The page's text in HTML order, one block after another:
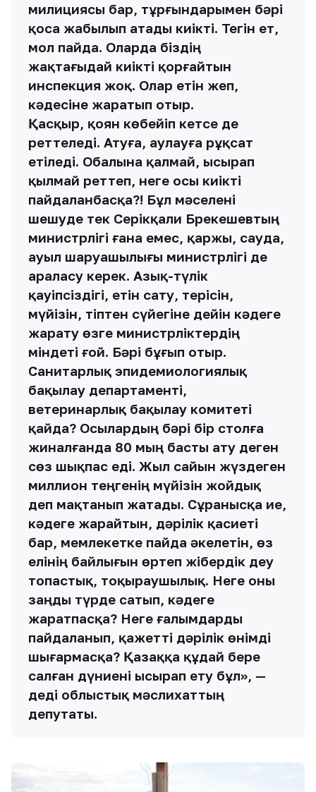
милициясы бар, тұрғындарымен бәрі
қоса жабылып атады киікті. Тегін ет,
мол пайда. Оларда біздің
жақтағыдай киікті қорғайтын
инспекция жоқ. Олар етін жеп,
кәдесіне жаратып отыр.
Қасқыр, қоян көбейіп кетсе де
реттеледі. Атуға, аулауға рұқсат
етіледі. Обалына қалмай, ысырап
қылмай реттеп, неге осы киікті
пайдаланбасқа?! Бұл мәселені
шешуде тек Серікқали Брекешевтың
министрлігі ғана емес, қаржы, сауда,
ауыл шаруашылығы министрлігі де
араласу керек. Азық-түлік
қауіпсіздігі, етін сату, терісін,
мүйізін, тіптен сүйегіне дейін кәдеге
жарату өзге министрліктердің
міндеті ғой. Бәрі бұғып отыр.
Санитарлық эпидемиологиялық
бақылау департаменті,
ветеринарлық бақылау комитеті
қайда? Осылардың бәрі бір столға
жиналғанда 80 мың басты ату деген
сөз шықпас еді. Жыл сайын жүздеген
миллион теңгенің мүйізін жойдық
деп мақтанып жатады. Сұранысқа ие,
кәдеге жарайтын, дәрілік қасиеті
бар, мемлекетке пайда әкелетін, өз
елінің байлығын өртеп жібердік деу
топастық, тоқыраушылық. Неге оны
заңды түрде сатып, кәдеге
жаратпасқа? Неге ғалымдарды
пайдаланып, қажетті дәрілік өнімді
шығармасқа? Қазаққа құдай бере
салған дүниені ысырап ету бұл», —
деді облыстық мәслихаттың
депутаты.